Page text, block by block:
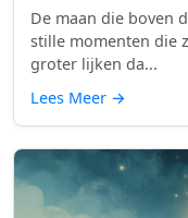
De maan die boven
stille momenten die
groter lijken da...
Lees Meer →